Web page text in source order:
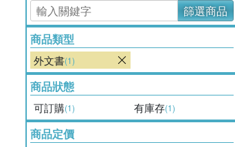
篩選商品
商品類型
外文書(1)
商品狀態
可訂購(1) 有庫存(1)
商品定價